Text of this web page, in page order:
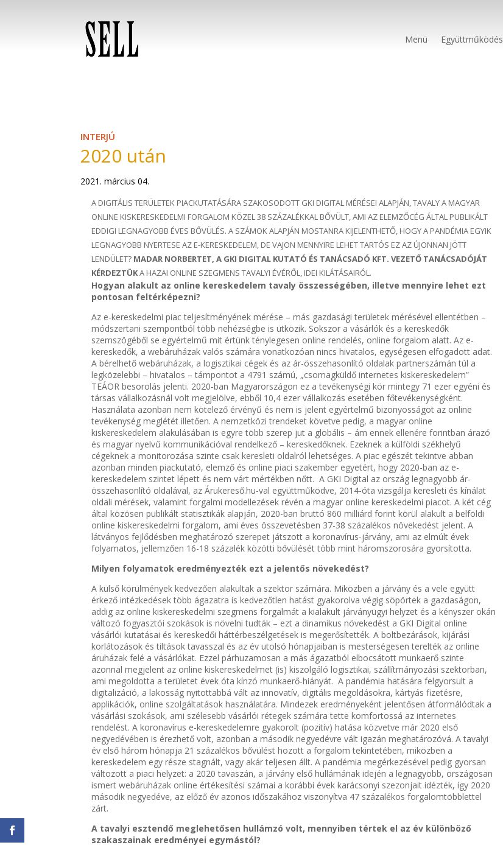
Menü Együttműködés
INTERJÚ
2020 után
2021. március 04.
A DIGITÁLIS TERÜLETEK PIACKUTATÁSÁRA SZAKOSODOTT GKI DIGITAL MÉRÉSEI ALAPJÁN, TAVALY A MAGYAR
ONLINE KISKERESKEDELMI FORGALOM KÖZEL 38 SZÁZALÉKKAL BŐVÜLT, AMI AZ ELEMZŐCÉG ÁLTAL PUBLIKÁLT
EDDIGI LEGNAGYOBB ÉVES BŐVÜLÉS. A SZÁMOK ALAPJÁN MOSTANRA KIJELENTHETŐ, HOGY A PANDÉMIA EGYIK
LEGNAGYOBB NYERTESE AZ E-KERESKEDELEM, DE VAJON MENNYIRE LEHET TARTÓS EZ AZ ÚJONNAN JÖTT
LENDÜLET? MADAR NORBERTET, A GKI DIGITAL KUTATÓ ÉS TANÁCSADÓ KFT. VEZETŐ TANÁCSADÓJÁT
KÉRDEZTÜKA HAZAI ONLINE SZEGMENS TAVALYI ÉVÉRŐL, IDEI KILÁTÁSAIRÓL.
Hogyan alakult az online kereskedelem tavaly összességében, illetve mennyire lehet ezt
pontosan feltérképezni?
Az e-kereskedelmi piac teljesítményének mérése – más gazdasági területek mérésével ellentétben –
módszertani szempontból több nehézségbe is ütközik. Sokszor a vásárlók és a kereskedők
szemszögéből se egyértelmű mit értünk ténylegesen online rendelés, online forgalom alatt. Az e-
kereskedők, a webáruházak valós számára vonatkozóan nincs hivatalos, egységesen elfogadott adat.
A bérelhető webáruházak, a logisztikai cégek és az ár-összehasonlító oldalak partnerszámán túl a
legközelebbi – hivatalos – támpontot a 4791 számú, „csomagküldő internetes kiskereskedelem”
TEÁOR besorolás jelenti. 2020-ban Magyarországon ez a tevékenységi kör mintegy 71 ezer egyéni és
társas vállalkozásnál volt megjelölve, ebből 10,4 ezer vállalkozás esetében főtevékenységként.
Használata azonban nem kötelező érvényű és nem is jelent egyértelmű bizonyosságot az online
tevékenység meglétét illetően. A nemzetközi trendeket követve pedig, a magyar online
kiskereskedelem alakulásában is egyre több szerep jut a globális – ám ennek ellenére forintban árazó
és magyar nyelvű kommunikációval rendelkező – kereskedőknek. Ezeknek a külföldi székhelyű
cégeknek a monitorozása szinte csak keresleti oldalról lehetséges. A piac egészét tekintve abban
azonban minden piackutató, elemző és online piaci szakember egyetért, hogy 2020-ban az e-
kereskedelem szintet lépett és nem várt mértékben nőtt. A GKI Digital az ország legnagyobb ár-
összehasonlító oldalával, az Árukereső.hu-val együttműködve, 2014-óta vizsgálja keresleti és kínálat
oldali mérések, valamint forgalmi modellezések révén a magyar online kereskedelmi piacot. A két cég
által közösen publikált statisztikák alapján, 2020-ban bruttó 860 milliárd forint körül alakult a belföldi
online kiskereskedelmi forgalom, ami éves összevetésben 37-38 százalékos növekedést jelent. A
látványos fejlődésben meghatározó szerepet játszott a koronavírus-járvány, ami az elmúlt évek
folyamatos, jellemzően 16-18 százalék közötti bővülését több mint háromszorosára gyorsította.
Milyen folyamatok eredményezték ezt a jelentős növekedést?
A külső körülmények kedvezően alakultak a szektor számára. Miközben a járvány és a vele együtt
érkező intézkedések több ágazatra is kedvezőtlen hatást gyakorolva végig söpörtek a gazdaságon,
addig az online kiskereskedelmi szegmens forgalmát a kialakult járványügyi helyzet és a kényszer okán
változó fogyasztói szokások is növelni tudták – ezt a dinamikus növekedést a GKI Digital online
vásárlói kutatásai és kereskedői háttérbeszélgetések is megerősítették. A boltbezárások, kijárási
korlátozások és tiltások tavasszal és az év utolsó hónapjaiban is mesterségesen terelték az online
áruházak felé a vásárlókat. Ezzel párhuzamosan a más ágazatból elbocsátott munkaerő szinte
azonnal megjelent az online kiskereskedelmet (is) kiszolgáló logisztikai, szállítmányozási szektorban,
ami megoldotta a területet évek óta kínzó munkaerő-hiányát. A pandémia hatására felgyorsult a
digitalizáció, a lakosság nyitottabbá vált az innovatív, digitális megoldásokra, kártyás fizetésre,
applikációk, online szolgáltatások használatára. Mindezek eredményeként jelentősen átformálódtak a
vásárlási szokások, ami szélesebb vásárlói rétegek számára tette komfortossá az internetes
rendelést. A koronavírus e-kereskedelemre gyakorolt (pozitív) hatása közvetve már 2020 első
negyedévében is érezhető volt, azonban a második negyedévre vált igazán meghatározóvá. A tavalyi
év első három hónapja 21 százalékos bővülést hozott a forgalom tekintetében, miközben a
kereskedelem egy része stagnált, vagy akár teljesen állt. A pandémia megérkezésével pedig gyorsan
változott a piaci helyzet: a 2020 tavaszán, a járvány első hullámának idején a legnagyobb, országosan
ismert webáruházak online értékesítési számai a korábbi évek karácsonyi szezonjait idézték, így 2020
második negyedéve, az előző év azonos időszakához viszonyítva 47 százalékos forgalomtöbblettel
zárt.
A tavalyi esztendő meglehetősen hullámzó volt, mennyiben tértek el az év különböző
szakaszainak eredményei egymástól?